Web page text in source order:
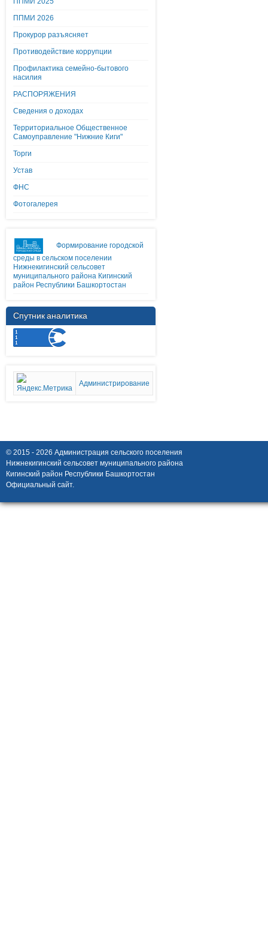
ППМИ 2026
Прокурор разъясняет
Противодействие коррупции
Профилактика семейно-бытового
насилия
РАСПОРЯЖЕНИЯ
Сведения о доходах
Территориальное Общественное
Самоуправление "Нижние Киги"
Торги
Устав
ФНС
Фотогалерея
Формирование городской
среды в сельском поселении
Нижнекигинский сельсовет
муниципального района Кигинский
район Республики Башкортостан
Спутник аналитика
Администрирование
© 2015 - 2026 Администрация сельского поселения
Нижнекигинский сельсовет муниципального района
Кигинский район Республики Башкортостан
Официальный сайт.